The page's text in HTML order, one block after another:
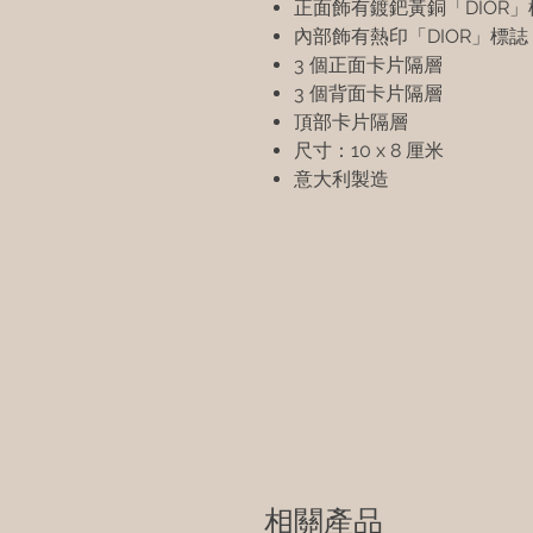
正面飾有鍍鈀黃銅「DIOR
內部飾有熱印「DIOR」標誌
3 個正面卡片隔層
3 個背面卡片隔層
頂部卡片隔層
尺寸：10 x 8 厘米
意大利製造
相關產品